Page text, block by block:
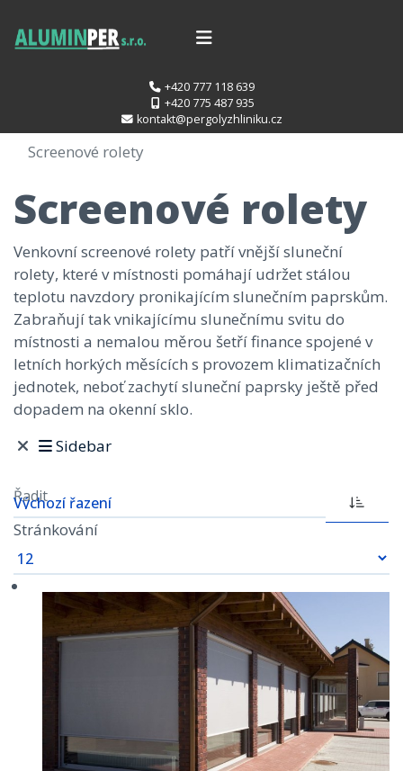
+420 777 118 639
+420 775 487 935
kontakt@pergolyzhliniku.cz
Screenové rolety
Screenové rolety
Venkovní screenové rolety patří vnější sluneční
rolety, které v místnosti pomáhají udržet stálou
teplotu navzdory pronikajícím slunečním paprskům.
Zabraňují tak vnikajícímu slunečnímu svitu do
místnosti a nemalou měrou šetří finance spojené v
letních horkých měsících s provozem klimatizačních
jednotek, neboť zachytí sluneční paprsky ještě před
dopadem na okenní sklo.
Sidebar
Řadit
Stránkování